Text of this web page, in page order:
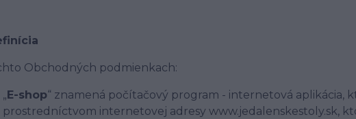
Obchodných podmienkach:
„E-shop“ znamená počítačový program - internetová aplikácia,
prostredníctvom internetovej adresy www.jedalenskestoly.sk,